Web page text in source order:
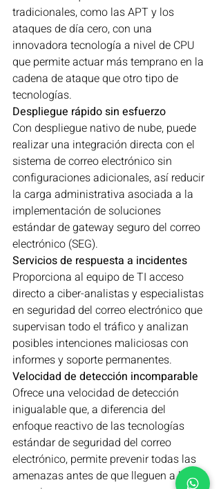
tradicionales, como las APT y los
ataques de día cero, con una
innovadora tecnología a nivel de CPU
que permite actuar más temprano en la
cadena de ataque que otro tipo de
tecnologías.
Despliegue rápido sin esfuerzo
Con despliegue nativo de nube, puede
realizar una integración directa con el
sistema de correo electrónico sin
configuraciones adicionales, así reducir
la carga administrativa asociada a la
implementación de soluciones
estándar de gateway seguro del correo
electrónico (SEG).
Servicios de respuesta a incidentes
Proporciona al equipo de TI acceso
directo a ciber-analistas y especialistas
en seguridad del correo electrónico que
supervisan todo el tráfico y analizan
posibles intenciones maliciosas con
informes y soporte permanentes.
Velocidad de detección incomparable
Ofrece una velocidad de detección
inigualable que, a diferencia del
enfoque reactivo de las tecnologías
estándar de seguridad del correo
electrónico, permite prevenir todas las
amenazas antes de que lleguen a los